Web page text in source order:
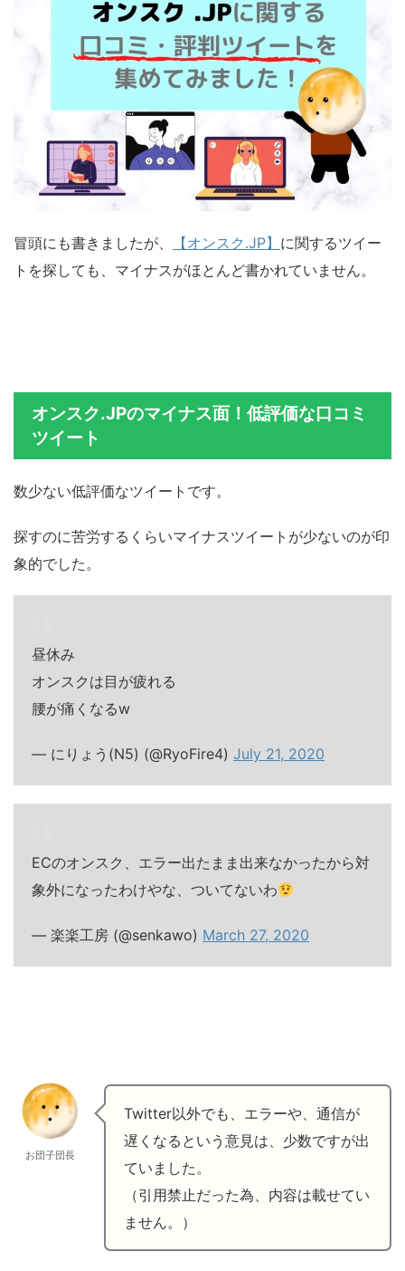
冒頭にも書きましたが、 【オンスク.JP】 に関するツイー
トを探しても、マイナスがほとんど書かれていません。
オンスク.JPのマイナス面！低評価な口コミ
ツイート
数少ない低評価なツイートです。
探すのに苦労するくらいマイナスツイートが少ないのが印
象的でした。
昼休み
オンスクは目が疲れる
腰が痛くなるw
— にりょう(N5) (@RyoFire4) July 21, 2020
ECのオンスク、エラー出たまま出来なかったから対
象外になったわけやな、ついてないわ
— 楽楽工房 (@senkawo) March 27, 2020
お団子団長
Twitter以外でも、エラーや、通信が
遅くなるという意見は、少数ですが出
ていました。
（引用禁止だった為、内容は載せてい
ません。）